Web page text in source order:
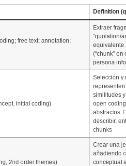
Definition
free text; annotation;
Extraer
“quotation/
equivalente
(“chunk”
persona
initial coding)
Selección y
similitudes
open
abstractos.
describir,
chunks
2nd order themes)
Crear una
añadiendo
conceptual